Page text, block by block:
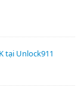
tại Unlock911